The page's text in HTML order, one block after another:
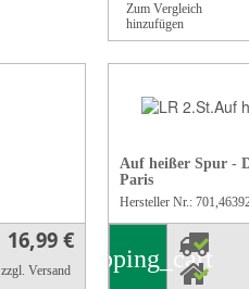
Zum Vergleich
hinzufügen
16,99 €
zzgl. Versand
Auf heißer Spur -
Paris
Hersteller Nr.:
shopping_cart